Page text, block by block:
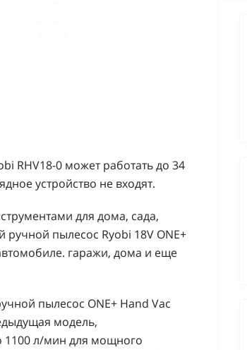
RHV18-0 может работать до 34
устройство не входят.
для дома, сада,
пылесос Ryobi 18V ONE+
гаражи, дома и еще
пылесос ONE+ Hand Vac
модель,
1100 л/мин для мощного